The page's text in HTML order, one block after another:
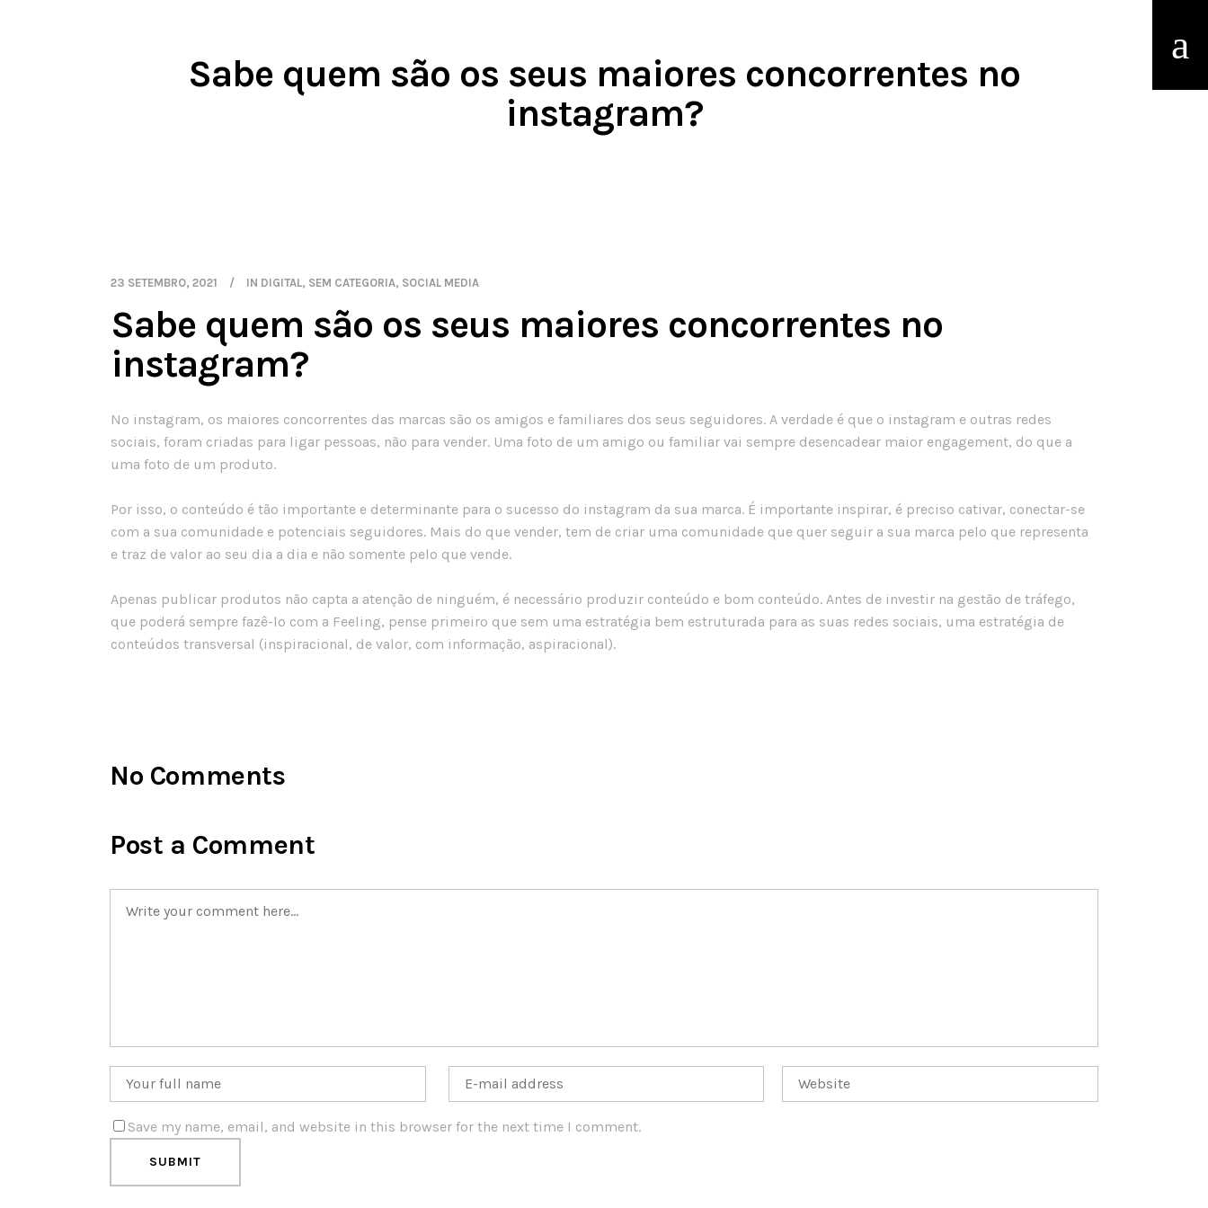
Sabe quem são os seus maiores concorrentes no
instagram?
23 SETEMBRO, 2021 IN DIGITAL, SEM CATEGORIA, SOCIAL MEDIA
Sabe quem são os seus maiores concorrentes no
instagram?
No instagram, os maiores concorrentes das marcas são os amigos e familiares dos seus seguidores. A verdade é que o instagram e outras redes
sociais, foram criadas para ligar pessoas, não para vender. Uma foto de um amigo ou familiar vai sempre desencadear maior engagement, do que a
uma foto de um produto.
Por isso, o conteúdo é tão importante e determinante para o sucesso do instagram da sua marca. É importante inspirar, é preciso cativar, conectar-se
com a sua comunidade e potenciais seguidores. Mais do que vender, tem de criar uma comunidade que quer seguir a sua marca pelo que representa
e traz de valor ao seu dia a dia e não somente pelo que vende.
Apenas publicar produtos não capta a atenção de ninguém, é necessário produzir conteúdo e bom conteúdo. Antes de investir na gestão de tráfego,
que poderá sempre fazê-lo com a Feeling, pense primeiro que sem uma estratégia bem estruturada para as suas redes sociais, uma estratégia de
conteúdos transversal (inspiracional, de valor, com informação, aspiracional).
No Comments
Post a Comment
Save my name, email, and website in this browser for the next time I comment.